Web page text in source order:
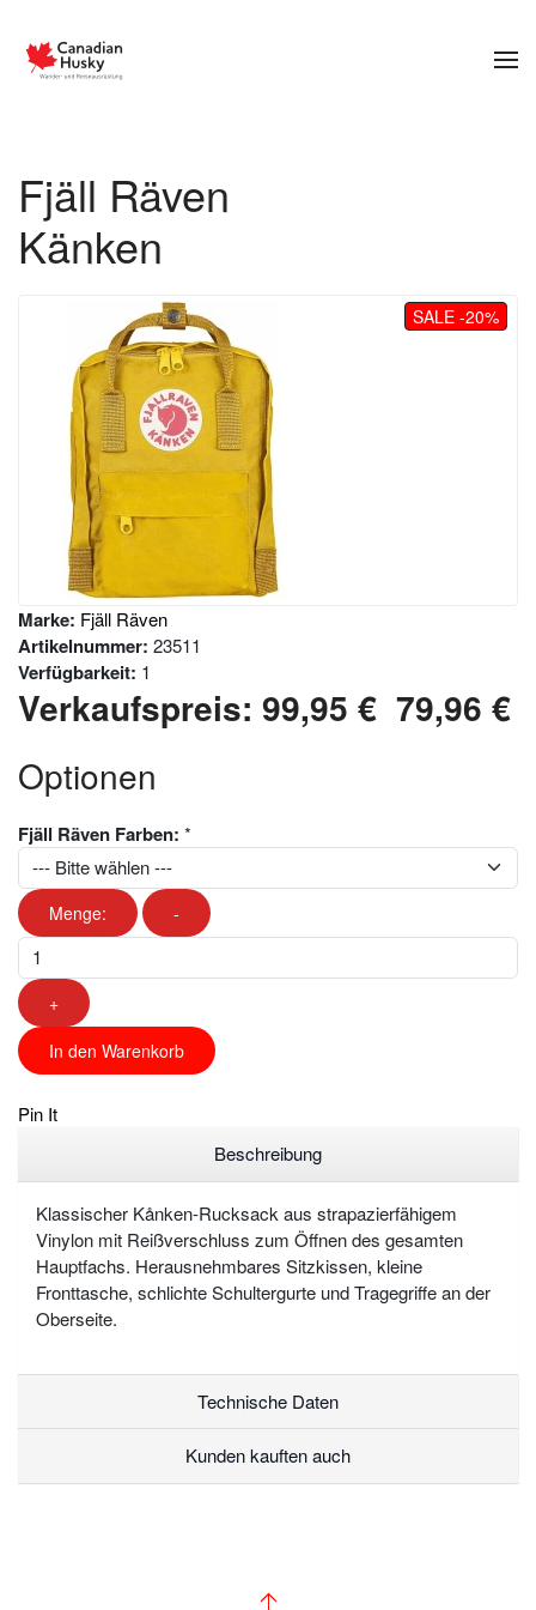
Zum Hauptinhalt springen
Fjäll Räven
Känken
SALE -20%
Marke: Fjäll Räven
Artikelnummer: 23511
Verfügbarkeit: 1
Verkaufspreis: 99,95 € 79,96 €
Optionen
Fjäll Räven Farben: *
Menge: -
+
In den Warenkorb
Pin It
Beschreibung
Klassischer Kånken-Rucksack aus strapazierfähigem
Vinylon mit Reißverschluss zum Öffnen des gesamten
Hauptfachs. Herausnehmbares Sitzkissen, kleine
Fronttasche, schlichte Schultergurte und Tragegriffe an der
Oberseite.
Technische Daten
Kunden kauften auch